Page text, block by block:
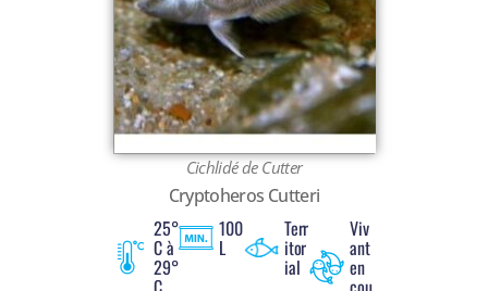
Cichlidé de Cutter
Cryptoheros Cutteri
25°
C à
29°
100
L
Terr
itor
ial
Viv
ant
en